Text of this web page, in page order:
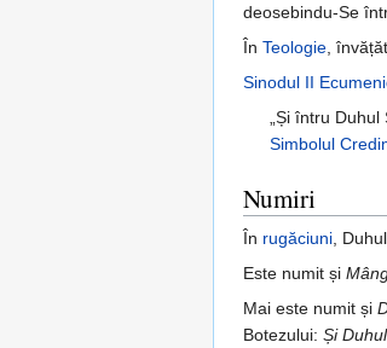
deosebindu-Se
În Teologie ,
Sinodul II
„Și întru
Simbolul
Numiri
În rugăciuni ,
Este numit și
Mai este numit și
Botezului: Și